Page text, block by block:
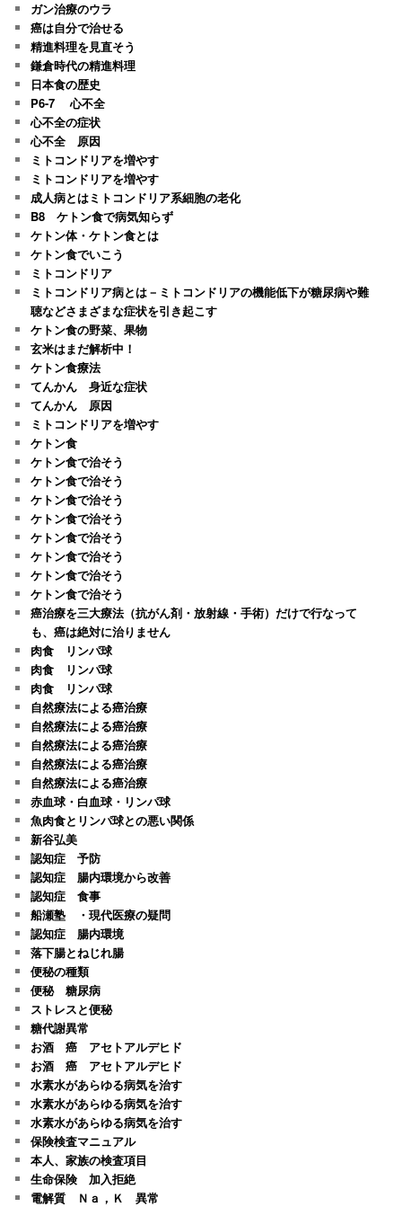
ガン治療のウラ
癌は自分で治せる
精進料理を見直そう
鎌倉時代の精進料理
日本食の歴史
P6-7 心不全
心不全の症状
心不全 原因
ミトコンドリアを増やす
ミトコンドリアを増やす
成人病とはミトコンドリア系細胞の老化
B8 ケトン食で病気知らず
ケトン体・ケトン食とは
ケトン食でいこう
ミトコンドリア
ミトコンドリア病とは－ミトコンドリアの機能低下が糖尿病や難
聴などさまざまな症状を引き起こす
ケトン食の野菜、果物
玄米はまだ解析中！
ケトン食療法
てんかん 身近な症状
てんかん 原因
ミトコンドリアを増やす
ケトン食
ケトン食で治そう
ケトン食で治そう
ケトン食で治そう
ケトン食で治そう
ケトン食で治そう
ケトン食で治そう
ケトン食で治そう
ケトン食で治そう
癌治療を三大療法（抗がん剤・放射線・手術）だけで行なって
も、癌は絶対に治りません
肉食 リンパ球
肉食 リンパ球
肉食 リンパ球
自然療法による癌治療
自然療法による癌治療
自然療法による癌治療
自然療法による癌治療
自然療法による癌治療
赤血球・白血球・リンパ球
魚肉食とリンパ球との悪い関係
新谷弘美
認知症 予防
認知症 腸内環境から改善
認知症 食事
船瀬塾 ・現代医療の疑問
認知症 腸内環境
落下腸とねじれ腸
便秘の種類
便秘 糖尿病
ストレスと便秘
糖代謝異常
お酒 癌 アセトアルデヒド
お酒 癌 アセトアルデヒド
水素水があらゆる病気を治す
水素水があらゆる病気を治す
水素水があらゆる病気を治す
保険検査マニュアル
本人、家族の検査項目
生命保険 加入拒絶
電解質 Ｎａ，Ｋ 異常